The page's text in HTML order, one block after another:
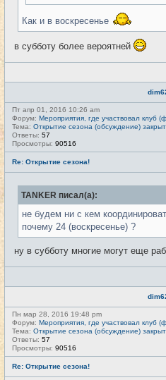
Как и в воскресенье
в субботу более вероятней
Пт апр 01, 2016 10:26 am
Форум: Мероприятия, где участвовал клуб
Тема: Открытие сезона (обсуждение)
Ответы: 57
Просмотры: 90516
Re: Открытие сезона!
TANKER писал(а):
не будем ни с кем
почему 24 (воскресенье) ?
ну в субботу многие могут еще
Пн мар 28, 2016 19:48 pm
Форум: Мероприятия, где участвовал клуб
Тема: Открытие сезона (обсуждение)
Ответы: 57
Просмотры: 90516
Re: Открытие сезона!